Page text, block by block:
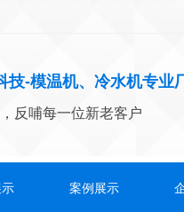
技-模温机、冷水机专业
反哺每一位新老客户
案例展示